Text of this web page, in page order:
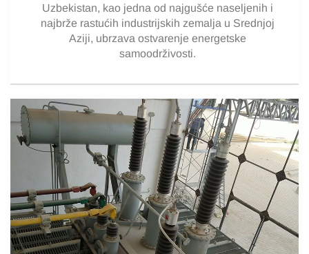
Uzbekistan, kao jedna od najgušće naseljenih i
najbrže rastućih industrijskih zemalja u Srednjoj
Aziji, ubrzava ostvarenje energetske
samoodrživosti.